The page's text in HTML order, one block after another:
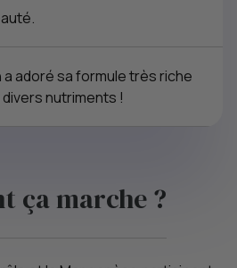
a adoré sa formule très riche
divers nutriments !
ça marche ?